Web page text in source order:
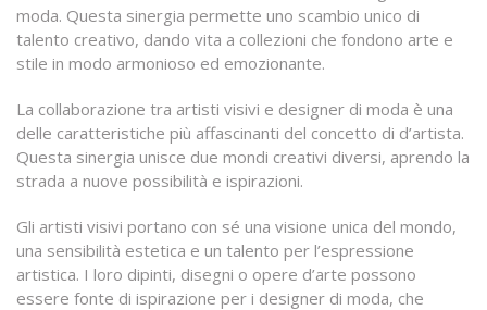
moda. Questa sinergia permette uno scambio unico di
talento creativo, dando vita a collezioni che fondono arte e
stile in modo armonioso ed emozionante.
La collaborazione tra artisti visivi e designer di moda è una
delle caratteristiche più affascinanti del concetto di d’artista.
Questa sinergia unisce due mondi creativi diversi, aprendo la
strada a nuove possibilità e ispirazioni.
Gli artisti visivi portano con sé una visione unica del mondo,
una sensibilità estetica e un talento per l’espressione
artistica. I loro dipinti, disegni o opere d’arte possono
essere fonte di ispirazione per i designer di moda, che